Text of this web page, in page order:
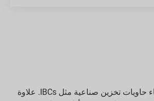
تتضمن إنترنت الأشياء حاويات تخزين صناعية مثل IBCs. علاوة